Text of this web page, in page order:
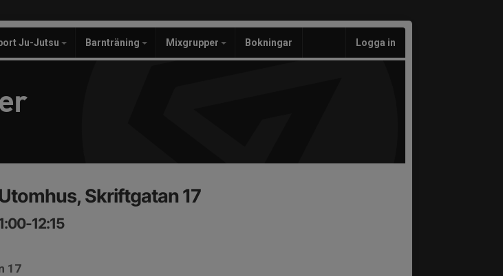
Ju-Jutsu Barnträning Mixgrupper Bokningar Logga in
Skriftgatan 17
12:15
17